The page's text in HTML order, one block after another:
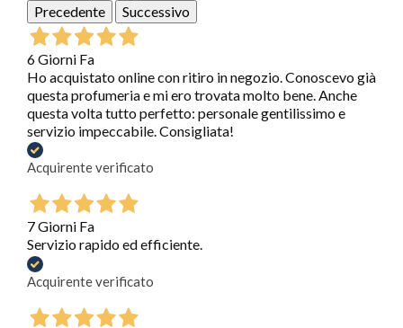
Precedente
Successivo
6 Giorni Fa
Ho acquistato online con ritiro in negozio. Conoscevo già
questa profumeria e mi ero trovata molto bene. Anche
questa volta tutto perfetto: personale gentilissimo e
servizio impeccabile. Consigliata!
Acquirente verificato
7 Giorni Fa
Servizio rapido ed efficiente.
Acquirente verificato